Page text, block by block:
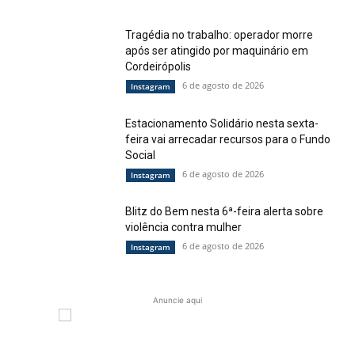
Tragédia no trabalho: operador morre
após ser atingido por maquinário em
Cordeirópolis
Instagram 6 de agosto de 2026
Estacionamento Solidário nesta sexta-
feira vai arrecadar recursos para o Fundo
Social
Instagram 6 de agosto de 2026
Blitz do Bem nesta 6ª-feira alerta sobre
violência contra mulher
Instagram 6 de agosto de 2026
Anuncie aqui